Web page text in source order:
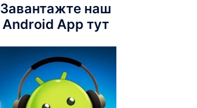
Завантажте наш
Android App тут